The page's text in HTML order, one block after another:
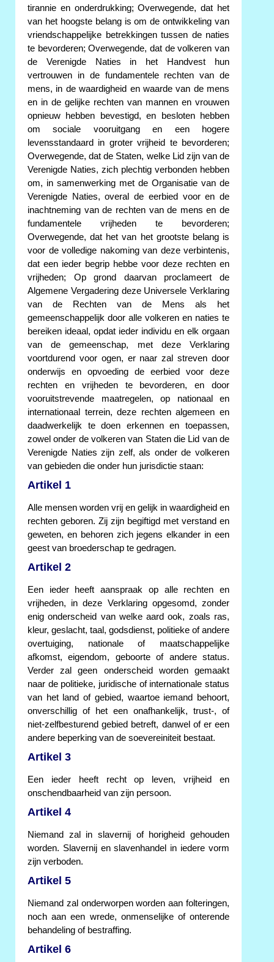
tirannie en onderdrukking; Overwegende, dat het
van het hoogste belang is om de ontwikkeling van
vriendschappelijke betrekkingen tussen de naties
te bevorderen; Overwegende, dat de volkeren van
de Verenigde Naties in het Handvest hun
vertrouwen in de fundamentele rechten van de
mens, in de waardigheid en waarde van de mens
en in de gelijke rechten van mannen en vrouwen
opnieuw hebben bevestigd, en besloten hebben
om sociale vooruitgang en een hogere
levensstandaard in groter vrijheid te bevorderen;
Overwegende, dat de Staten, welke Lid zijn van de
Verenigde Naties, zich plechtig verbonden hebben
om, in samenwerking met de Organisatie van de
Verenigde Naties, overal de eerbied voor en de
inachtneming van de rechten van de mens en de
fundamentele vrijheden te bevorderen;
Overwegende, dat het van het grootste belang is
voor de volledige nakoming van deze verbintenis,
dat een ieder begrip hebbe voor deze rechten en
vrijheden; Op grond daarvan proclameert de
Algemene Vergadering deze Universele Verklaring
van de Rechten van de Mens als het
gemeenschappelijk door alle volkeren en naties te
bereiken ideaal, opdat ieder individu en elk orgaan
van de gemeenschap, met deze Verklaring
voortdurend voor ogen, er naar zal streven door
onderwijs en opvoeding de eerbied voor deze
rechten en vrijheden te bevorderen, en door
vooruitstrevende maatregelen, op nationaal en
internationaal terrein, deze rechten algemeen en
daadwerkelijk te doen erkennen en toepassen,
zowel onder de volkeren van Staten die Lid van de
Verenigde Naties zijn zelf, als onder de volkeren
van gebieden die onder hun jurisdictie staan:
Artikel 1
Alle mensen worden vrij en gelijk in waardigheid en
rechten geboren. Zij zijn begiftigd met verstand en
geweten, en behoren zich jegens elkander in een
geest van broederschap te gedragen.
Artikel 2
Een ieder heeft aanspraak op alle rechten en
vrijheden, in deze Verklaring opgesomd, zonder
enig onderscheid van welke aard ook, zoals ras,
kleur, geslacht, taal, godsdienst, politieke of andere
overtuiging, nationale of maatschappelijke
afkomst, eigendom, geboorte of andere status.
Verder zal geen onderscheid worden gemaakt
naar de politieke, juridische of internationale status
van het land of gebied, waartoe iemand behoort,
onverschillig of het een onafhankelijk, trust-, of
niet-zelfbesturend gebied betreft, danwel of er een
andere beperking van de soevereiniteit bestaat.
Artikel 3
Een ieder heeft recht op leven, vrijheid en
onschendbaarheid van zijn persoon.
Artikel 4
Niemand zal in slavernij of horigheid gehouden
worden. Slavernij en slavenhandel in iedere vorm
zijn verboden.
Artikel 5
Niemand zal onderworpen worden aan folteringen,
noch aan een wrede, onmenselijke of onterende
behandeling of bestraffing.
Artikel 6